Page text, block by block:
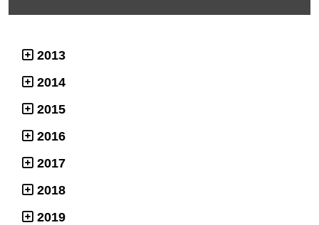
2013
2014
2015
2016
2017
2018
2019